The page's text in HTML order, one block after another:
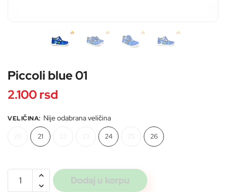
Piccoli blue 01
2.100rsd
VELIČINA: Nije odabrana veličina
21 24 26
blue
Dodaj u korpu